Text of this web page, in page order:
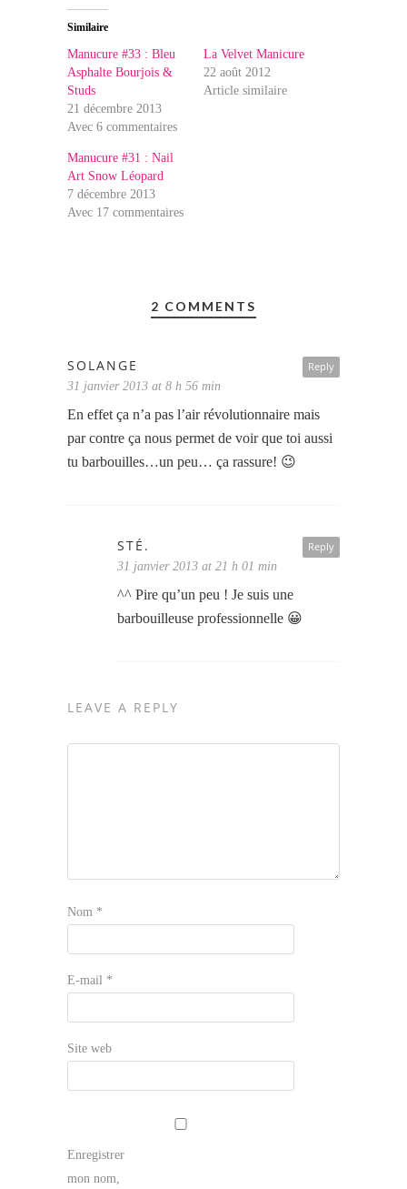
Similaire
Manucure #33 : Bleu
Asphalte Bourjois &
Studs
21 décembre 2013
Avec 6 commentaires
La Velvet Manicure
22 août 2012
Article similaire
Manucure #31 : Nail
Art Snow Léopard
7 décembre 2013
Avec 17 commentaires
2 COMMENTS
Reply
SOLANGE
31 janvier 2013 at 8 h 56 min
En effet ça n’a pas l’air révolutionnaire mais
par contre ça nous permet de voir que toi aussi
tu barbouilles…un peu… ça rassure! 😉
Reply
STÉ.
31 janvier 2013 at 21 h 01 min
^^ Pire qu’un peu ! Je suis une
barbouilleuse professionnelle 😀
LEAVE A REPLY
Nom *
E-mail *
Site web
Enregistrer
mon nom,